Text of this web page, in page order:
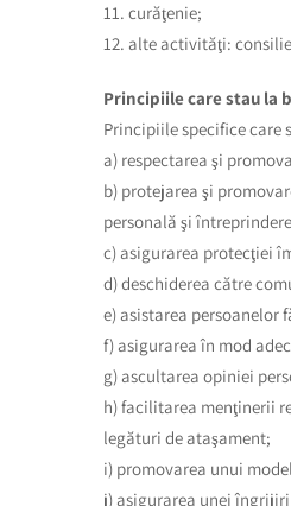
11. curăţenie;
12. alte activităţi:
Principiile care stau la
Principiile specifice care
a) respectarea şi
b) protejarea şi
personală şi
c) asigurarea protecţiei
d) deschiderea către
e) asistarea persoanelor
f) asigurarea în mod
g) ascultarea opiniei
h) facilitarea menţinerii
legături de ataşament;
i) promovarea unui
j) asigurarea unei